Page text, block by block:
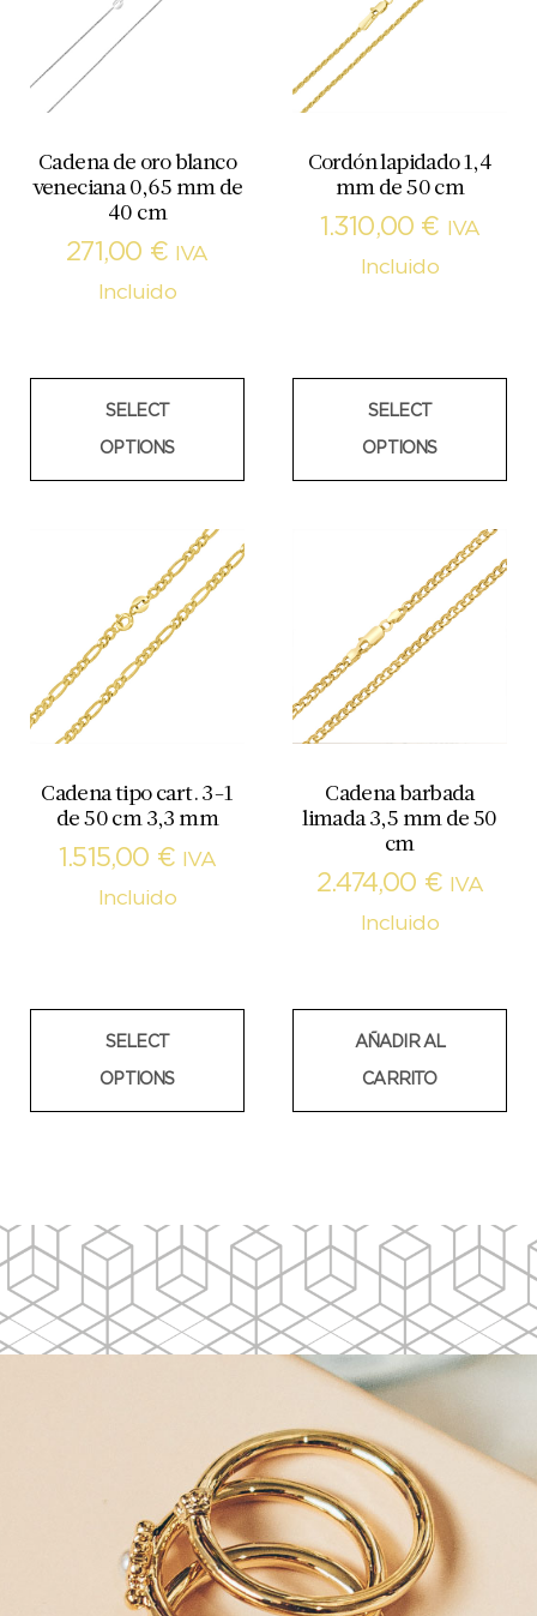
Cadena de oro blanco
veneciana 0,65 mm de
40 cm
271,00 €
IVA
Incluido
SELECT
OPTIONS
Cordón lapidado 1,4
mm de 50 cm
1.310,00 €
IVA
Incluido
SELECT
OPTIONS
Cadena tipo cart. 3-1
de 50 cm 3,3 mm
1.515,00 €
IVA
Incluido
SELECT
OPTIONS
Cadena barbada
limada 3,5 mm de 50
cm
2.474,00 €
IVA
Incluido
AÑADIR AL
CARRITO